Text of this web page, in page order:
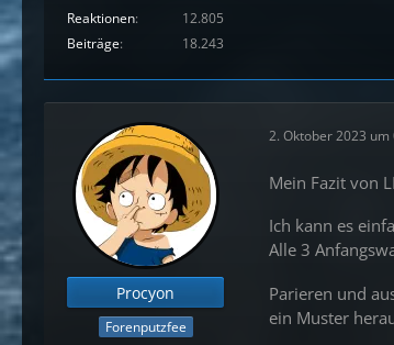
Reaktionen
12.805
Beiträge
18.243
Procyon
Forenputzfee
2. Oktober 2023 um
Mein Fazit von
Ich kann es
Alle 3
Parieren und
ein Muster